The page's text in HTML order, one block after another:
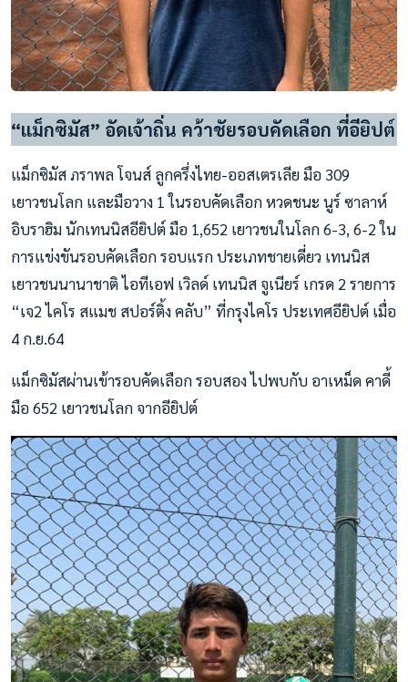
“แม็กซิมัส” อัดเจ้าถิ่น คว้าชัยรอบคัดเลือก ที่อียิปต์
แม็กซิมัส ภราพล โจนส์ ลูกครึ่งไทย-ออสเตรเลีย มือ 309
เยาวชนโลก และมือวาง 1 ในรอบคัดเลือก หวดชนะ นูร์ ซาลาห์
อิบราฮิม นักเทนนิสอียิปต์ มือ 1,652 เยาวชนในโลก 6-3, 6-2 ใน
การแข่งขันรอบคัดเลือก รอบแรก ประเภทชายเดี่ยว เทนนิส
เยาวชนนานาชาติ ไอทีเอฟ เวิลด์ เทนนิส จูเนียร์ เกรด 2 รายการ
“เจ2 ไคโร สแมช สปอร์ติ้ง คลับ” ที่กรุงไคโร ประเทศอียิปต์ เมื่อ
4 ก.ย.64
แม็กซิมัสผ่านเข้ารอบคัดเลือก รอบสอง ไปพบกับ อาเหม็ด คาดี้
มือ 652 เยาวชนโลก จากอียิปต์